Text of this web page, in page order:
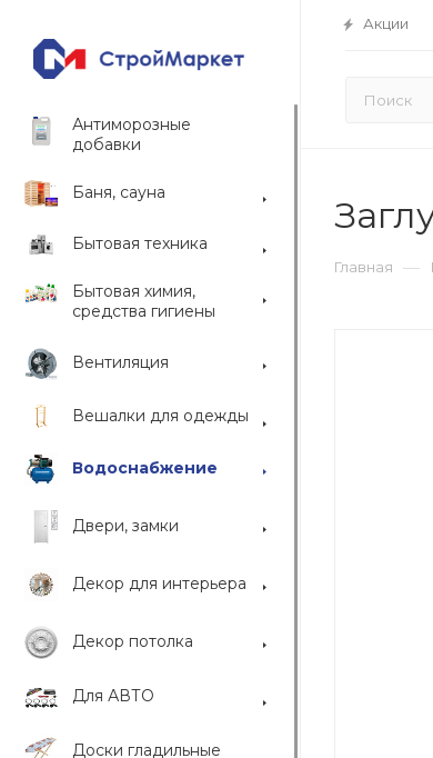
Акции
Антиморозные
добавки
Баня, сауна
Бытовая техника
Бытовая химия,
средства гигиены
Вентиляция
Вешалки для одежды
Водоснабжение
Двери, замки
Декор для интерьера
Декор потолка
Для АВТО
Доски гладильные
Главная —